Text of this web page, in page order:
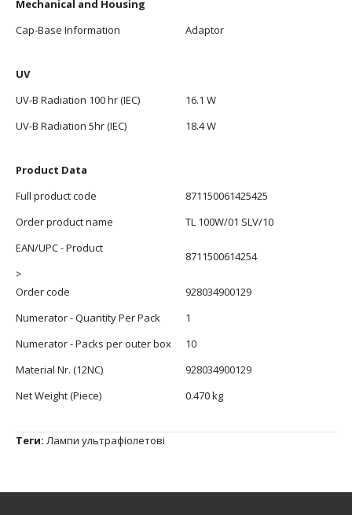
Mechanical and Housing
Cap-Base Information
Adaptor
UV
UV-B Radiation 100 hr (IEC)
16.1 W
UV-B Radiation 5hr (IEC)
18.4 W
Product Data
Full product code
871150061425425
Order product name
TL 100W/01 SLV/10
EAN/UPC - Product
>
8711500614254
Order code
928034900129
Numerator - Quantity Per Pack
1
Numerator - Packs per outer box
10
Material Nr. (12NC)
928034900129
Net Weight (Piece)
0.470 kg
Теги: Лампи ультрафіолетові